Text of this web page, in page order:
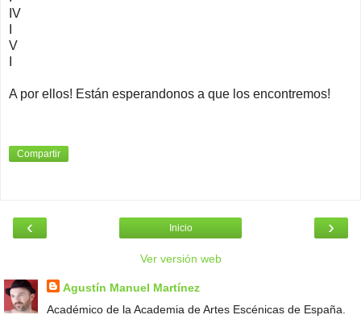
IV
V
A por ellos! Están esperandonos a que los encontremos!
Compartir
‹ ›
Inicio
Ver versión web
Agustín Manuel Martínez
Académico de la Academia de Artes Escénicas de España.